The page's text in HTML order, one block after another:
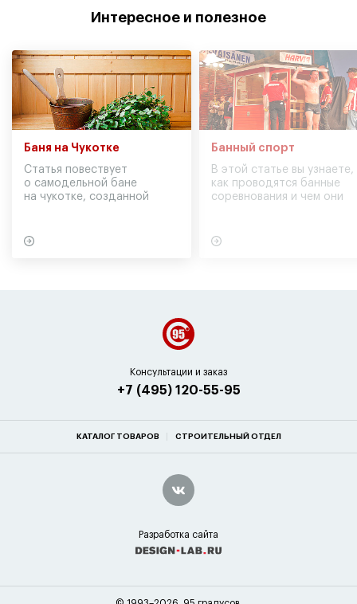
Интересное и полезное
Баня на Чукотке
Статья повествует
о самодельной бане
на чукотке, созданной
Банный спорт
В этой статье вы узнаете,
как проводятся банные
соревнования и чем они
Консультации и заказ
+7 (495) 120-55-95
КАТАЛОГ ТОВАРОВ СТРОИТЕЛЬНЫЙ ОТДЕЛ
Разработка сайта